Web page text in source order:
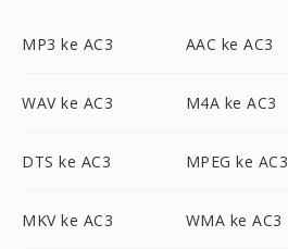
MP3 ke AC3 AAC ke AC3
WAV ke AC3 M4A ke AC3
DTS ke AC3 MPEG ke AC3
MKV ke AC3 WMA ke AC3